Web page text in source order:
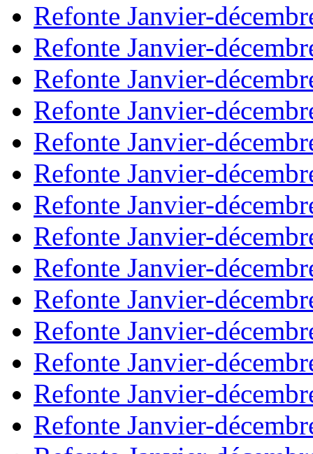
Refonte Janvier-
Refonte Janvier-
Refonte Janvier-
Refonte Janvier-
Refonte Janvier-
Refonte Janvier-
Refonte Janvier-
Refonte Janvier-
Refonte Janvier-
Refonte Janvier-
Refonte Janvier-
Refonte Janvier-
Refonte Janvier-
Refonte Janvier-